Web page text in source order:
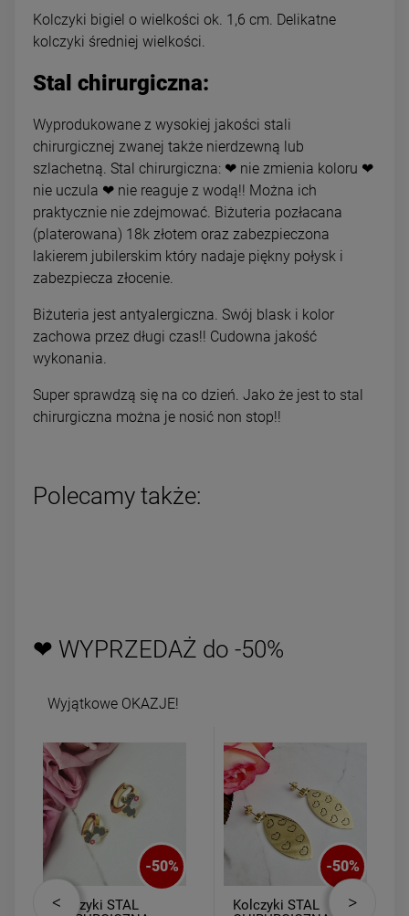
Kolczyki bigiel o wielkości ok. 1,6 cm. Delikatne
kolczyki średniej wielkości.
Stal chirurgiczna:
Wyprodukowane z wysokiej jakości stali
chirurgicznej zwanej także nierdzewną lub
szlachetną. Stal chirurgiczna: ❤ nie zmienia koloru ❤
nie uczula ❤ nie reaguje z wodą!! Można ich
praktycznie nie zdejmować. Biżuteria pozłacana
(platerowana) 18k złotem oraz zabezpieczona
lakierem jubilerskim który nadaje piękny połysk i
zabezpiecza złocenie.
Biżuteria jest antyalergiczna. Swój blask i kolor
zachowa przez długi czas!! Cudowna jakość
wykonania.
Super sprawdzą się na co dzień. Jako że jest to stal
chirurgiczna można je nosić non stop!!
Polecamy także:
❤ WYPRZEDAŻ do -50%
Wyjątkowe OKAZJE!
-50%
Kolczyki STAL
-50%
Kolczyki STAL